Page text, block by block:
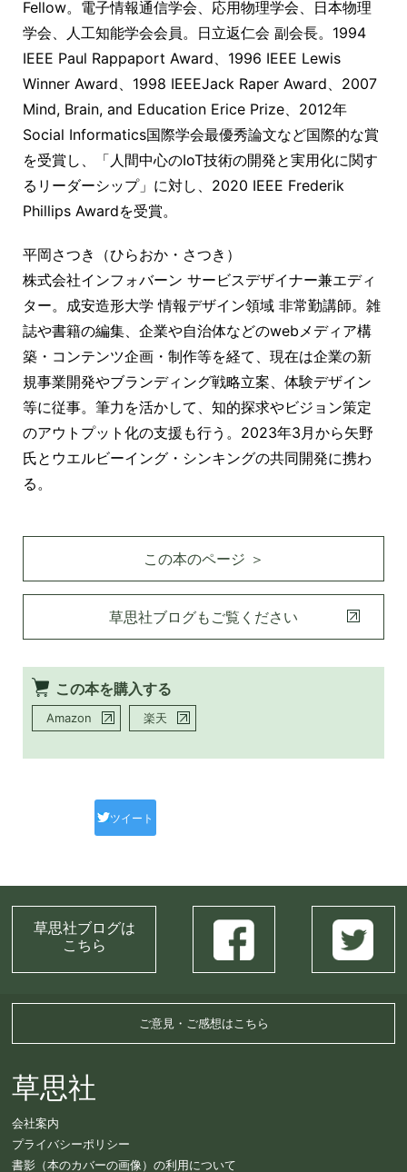
Fellow。電子情報通信学会、応用物理学会、日本物理
学会、人工知能学会会員。日立返仁会 副会長。1994
IEEE Paul Rappaport Award、1996 IEEE Lewis
Winner Award、1998 IEEEJack Raper Award、2007
Mind, Brain, and Education Erice Prize、2012年
Social Informatics国際学会最優秀論文など国際的な賞
を受賞し、「人間中心のIoT技術の開発と実用化に関す
るリーダーシップ」に対し、2020 IEEE Frederik
Phillips Awardを受賞。
平岡さつき（ひらおか・さつき）
株式会社インフォバーン サービスデザイナー兼エディ
ター。成安造形大学 情報デザイン領域 非常勤講師。雑
誌や書籍の編集、企業や自治体などのwebメディア構
築・コンテンツ企画・制作等を経て、現在は企業の新
規事業開発やブランディング戦略立案、体験デザイン
等に従事。筆力を活かして、知的探求やビジョン策定
のアウトプット化の支援も行う。2023年3月から矢野
氏とウエルビーイング・シンキングの共同開発に携わ
る。
この本のページ ＞
草思社ブログもご覧ください
この本を購入する
Amazon 楽天
ツイート
草思社ブログは
こちら
ご意見・ご感想はこちら
草思社
会社案内
プライバシーポリシー
書影（本のカバーの画像）の利用について